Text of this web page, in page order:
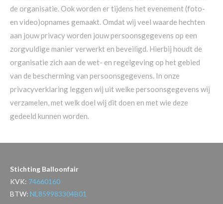
de organisatie. Ook worden er tijdens het evenement (foto-
en video)opnames gemaakt. Omdat wij veel waarde hechten
aan jouw privacy worden jouw persoonsgegevens op een
zorgvuldige manier verwerkt en beveiligd. Hierbij houdt de
organisatie zich aan de wet- en regelgeving op het gebied
van de bescherming van persoonsgegevens. In onze
privacyverklaring leggen wij uit welke persoonsgegevens wij
verzamelen, met welk doel wij dit doen en met wie deze
gedeeld kunnen worden.
Stichting Balloonfair
KVK: 74660160
BTW: NL859983304B01